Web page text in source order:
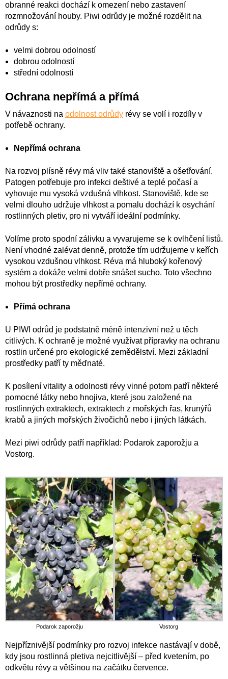
obranné reakci dochází k omezení nebo zastavení
rozmnožování houby. Piwi odrůdy je možné rozdělit na
odrůdy s:
velmi dobrou odolností
dobrou odolností
střední odolností
Ochrana nepřímá a přímá
V návaznosti na odolnost odrůdy révy se volí i rozdíly v
potřebě ochrany.
Nepřímá ochrana
Na rozvoj plísně révy má vliv také stanoviště a ošetřování.
Patogen potřebuje pro infekci deštivé a teplé počasí a
vyhovuje mu vysoká vzdušná vlhkost. Stanoviště, kde se
velmi dlouho udržuje vlhkost a pomalu dochází k osychání
rostlinných pletiv, pro ni vytváří ideální podmínky.
Volíme proto spodní zálivku a vyvarujeme se k ovlhčení listů.
Není vhodné zalévat denně, protože tím udržujeme v keřích
vysokou vzdušnou vlhkost. Réva má hluboký kořenový
systém a dokáže velmi dobře snášet sucho. Toto všechno
mohou být prostředky nepřímé ochrany.
Přímá ochrana
U PIWI odrůd je podstatně méně intenzivní než u těch
citlivých. K ochraně je možné využívat přípravky na ochranu
rostlin určené pro ekologické zemědělství. Mezi základní
prostředky patří ty měďnaté.
K posílení vitality a odolnosti révy vinné potom patří některé
pomocné látky nebo hnojiva, které jsou založené na
rostlinných extraktech, extraktech z mořských řas, krunýřů
krabů a jiných mořských živočichů nebo i jiných látkách.
Mezi piwi odrůdy patří například: Podarok zaporožju a
Vostorg.
Podarok zaporožju Vostorg
Nejpříznivější podmínky pro rozvoj infekce nastávají v době,
kdy jsou rostlinná pletiva nejcitlivější – před kvetením, po
odkvětu révy a většinou na začátku července.